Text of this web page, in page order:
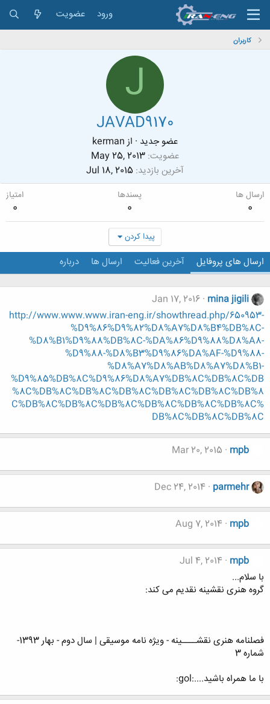
ورود عضویت
کاربران
J
JAVAD9170
عضو جدید · از kerman
عضویت May 25, 2013
آخرین بازدید Jul 18, 2015
ارسال ها
0
پسندها
0
امتیاز
0
پیدا کردن
ارسال های پروفایل آخرین فعالیت ارسال ها درباره
mina jigili
Jan 17, 2016
http://www.www.www.iran-eng.ir/showthread.php/650953-
%D9%86%D9%82%D8%A7%D8%B4%DB%8C-
%D8%B1%D9%88%DB%8C-%DA%86%D9%88%D8%A8-
%D9%88-%D8%B3%D9%86%DA%AF-%D9%88-
%D8%A7%D8%AB%D8%A7%D8%B1-
%D9%85%DB%8C%D9%86%D8%A7%DB%8C%DB%8C%DB
%8C%DB%8C%DB%8C%DB%8C%DB%8C%DB%8C%DB%8
C%DB%8C%DB%8C%DB%8C%DB%8C%DB%8C%DB%8C%
DB%8C%DB%8C%DB%8C
mpb
Mar 20, 2015
parmehr
Dec 24, 2014
mpb
Aug 7, 2014
mpb
Jul 4, 2014
با سلام...
گروه هنری نقشینه نقدیم می کند:
فصلنامه هنری نقشــــینه - ویژه نامه موسیقی | سال دوم - بهار 1393-
شماره 3
با ما همراه باشید....:gol: